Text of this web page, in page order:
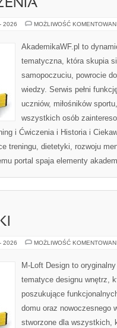
2026 MOŻLIWOŚĆ
AkademikaWF.pl to
tematyczna, która skupia
samopoczuciu, powrocie
wiedzy. Serwis pełni
uczniów, miłośników
wszystkich osób
i Ćwiczenia i Historia i
treningu, dietetyki, rozwoju
portal spaja elementy
2026 MOŻLIWOŚĆ
M-Loft Design to
tematyce designu wnętrz,
poszukujące
domu oraz nowoczesnego
stworzone dla wszystkich,